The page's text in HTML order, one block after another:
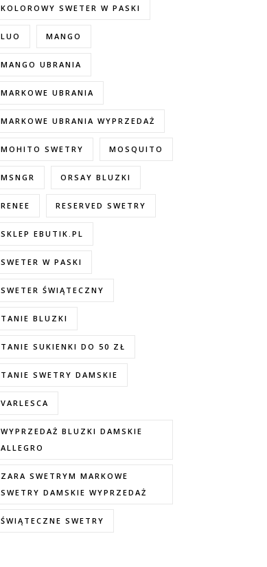
KOLOROWY SWETER W PASKI
LUO MANGO
MANGO UBRANIA
MARKOWE UBRANIA
MARKOWE UBRANIA WYPRZEDAŻ
MOHITO SWETRY MOSQUITO
MSNGR ORSAY BLUZKI
RENEE RESERVED SWETRY
SKLEP EBUTIK.PL
SWETER W PASKI
SWETER ŚWIĄTECZNY
TANIE BLUZKI
TANIE SUKIENKI DO 50 ZŁ
TANIE SWETRY DAMSKIE
VARLESCA
WYPRZEDAŻ BLUZKI DAMSKIE
ALLEGRO
ZARA SWETRYM MARKOWE
SWETRY DAMSKIE WYPRZEDAŻ
ŚWIĄTECZNE SWETRY